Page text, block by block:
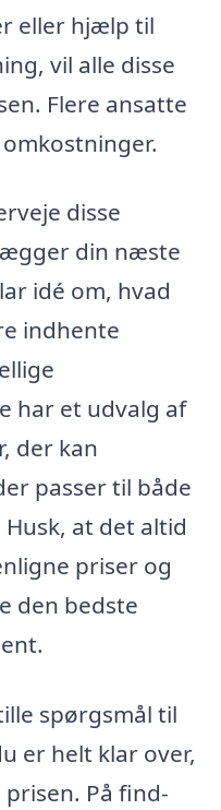
eller hjælp til
vil alle disse
Flere ansatte
disse
din næste
idé om, hvad
indhente
har et udvalg af
der kan
passer til både
at det altid
priser og
den bedste
spørgsmål til
er helt klar over,
På find-